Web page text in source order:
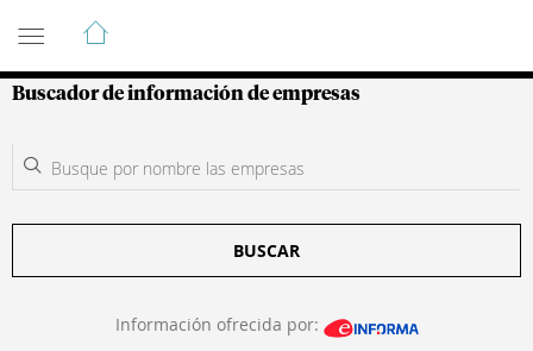
Guía de Empresas Colombianas
Buscador de información de empresas
BUSCAR
Información ofrecida por: